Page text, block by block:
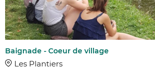
Baignade - Coeur de village
Les Plantiers